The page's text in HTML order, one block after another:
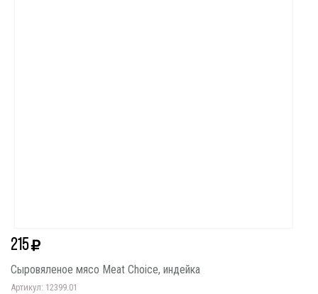
215
Сыровяленое мясо Meat Choice, индейка
Артикул: 12399.01